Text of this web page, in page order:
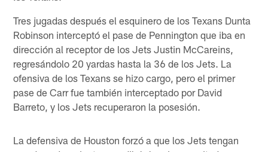
Tres jugadas después el esquinero de los Texans Dunta
Robinson interceptó el pase de Pennington que iba en
dirección al receptor de los Jets Justin McCareins,
regresándolo 20 yardas hasta la 36 de los Jets. La
ofensiva de los Texans se hizo cargo, pero el primer
pase de Carr fue también interceptado por David
Barreto, y los Jets recuperaron la posesión.
La defensiva de Houston forzó a que los Jets tengan